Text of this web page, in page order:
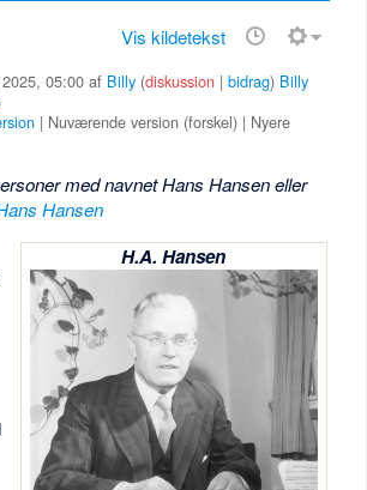
Vis kildetekst
05:00 af Billy (diskussion |bidrag) Billy
| Nuværende version (forskel) | Nyere
med navnet Hans Hansen eller
Hansen
H.A. Hansen